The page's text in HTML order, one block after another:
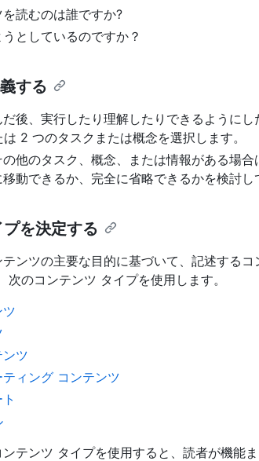
読むのは誰ですか?
としているのですか？
する
後、実行したり理解したりできるように
2 つのタスクまたは概念を選択します。
他のタスク、概念、または情報がある場
動できるか、完全に省略できるかを検討し
を決定する
ンツの主要な目的に基づいて、記述するコ
のコンテンツ タイプを使用します。
ツ
ティング コンテンツ
テンツ タイプを使用すると、読者が機能